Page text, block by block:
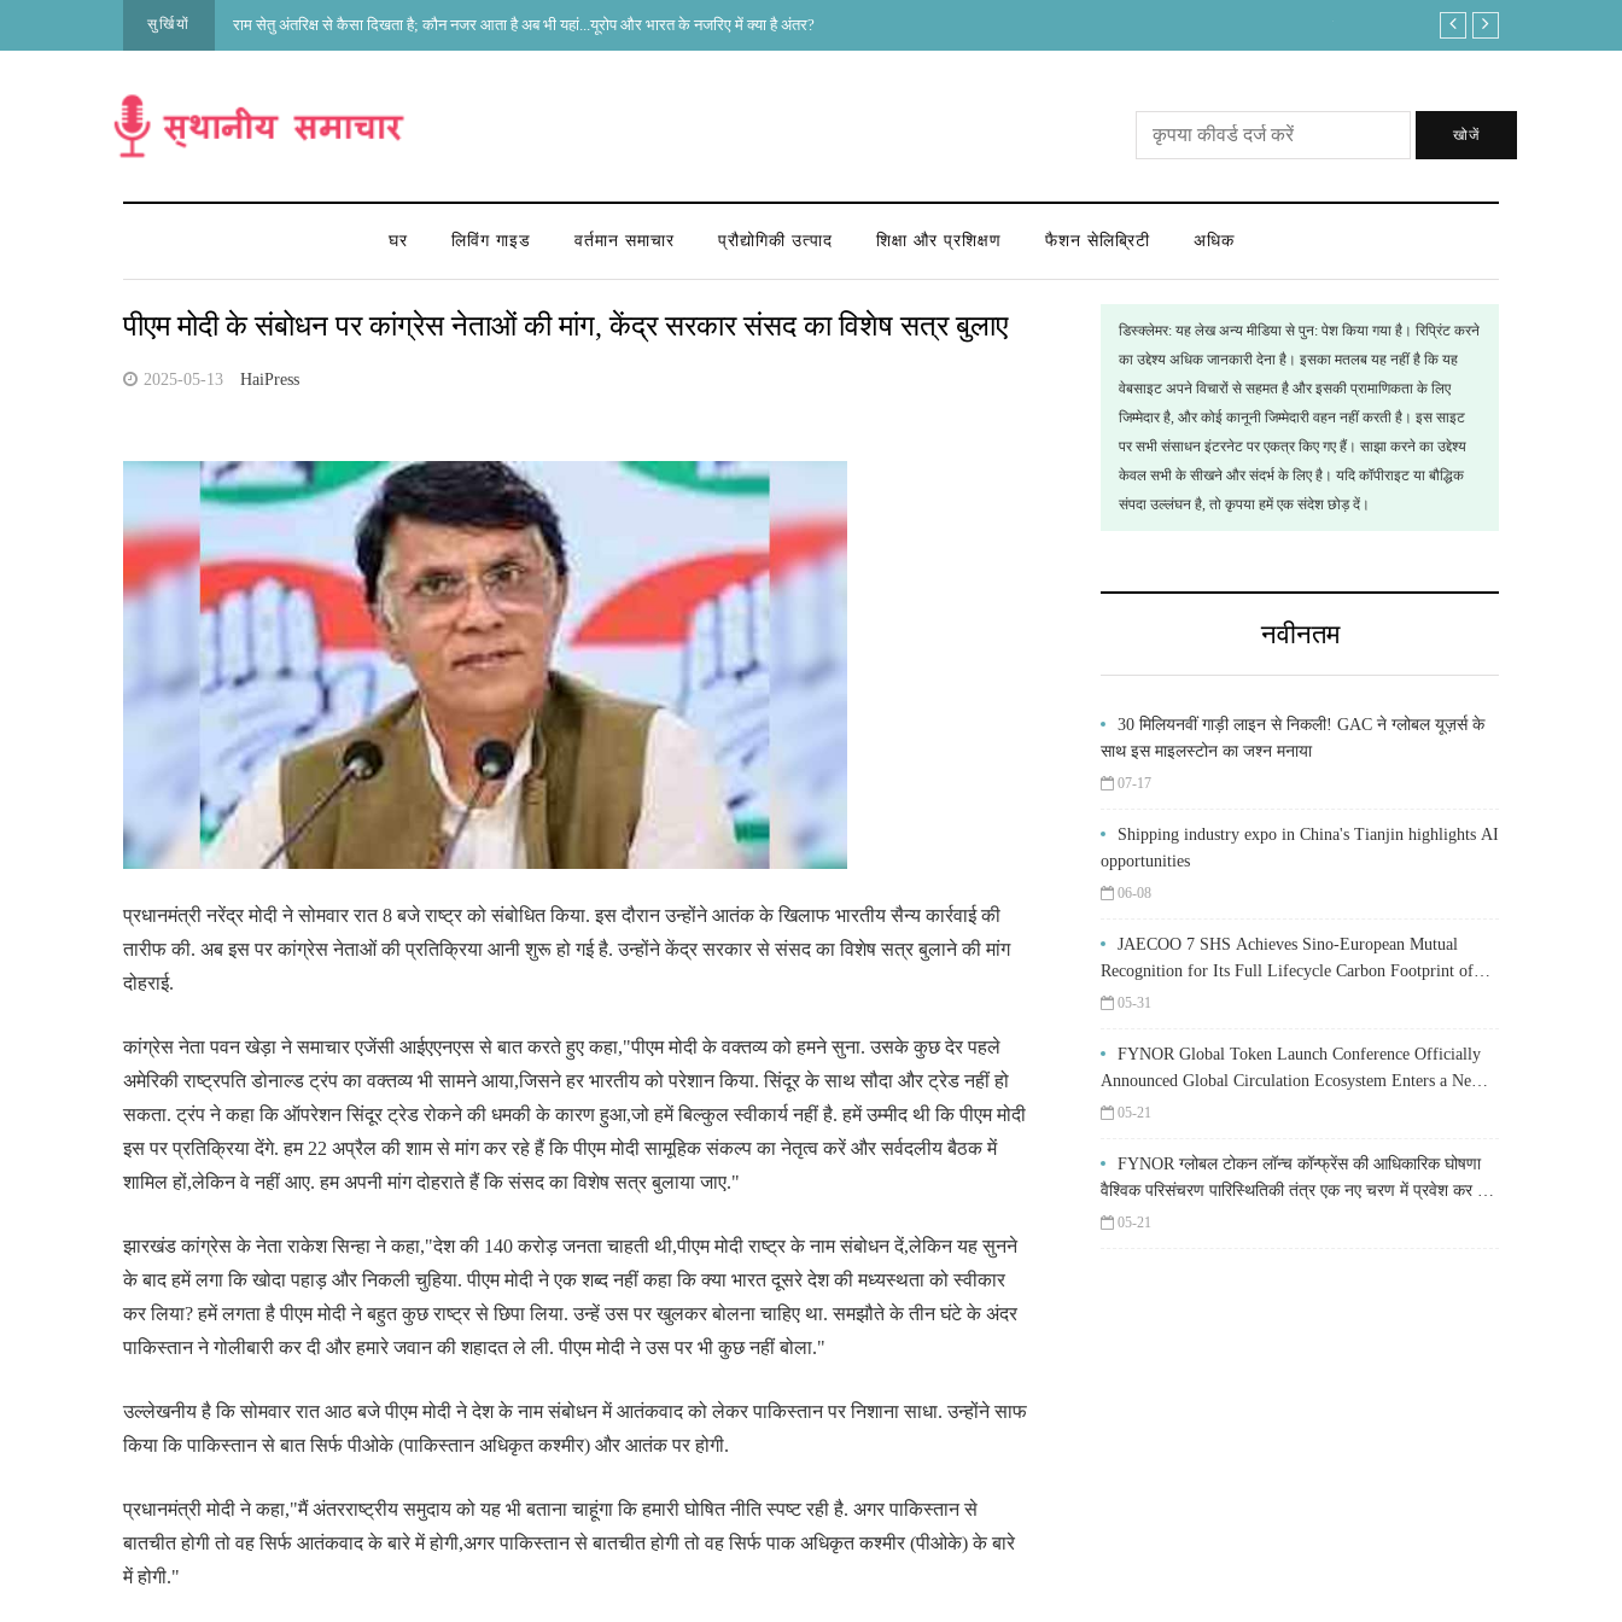
सुर्खियों राम सेतु अंतरिक्ष से कैसा दिखता है; कौन नजर आता है अब भी यहां...यूरोप और भारत के नजरिए में क्या है अंतर? लोकसभा अध्यक्ष पद में क्या ताकत है कि इस बार आ
खोजें
घर लिविंग गाइड वर्तमान समाचार प्रौद्योगिकी उत्पाद शिक्षा और प्रशिक्षण फैशन सेलिब्रिटी अधिक
पीएम मोदी के संबोधन पर कांग्रेस नेताओं की मांग, केंद्र सरकार संसद का विशेष सत्र बुलाए
2025-05-13 HaiPress
प्रधानमंत्री नरेंद्र मोदी ने सोमवार रात 8 बजे राष्ट्र को संबोधित किया. इस दौरान उन्होंने आतंक के खिलाफ भारतीय सैन्य कार्रवाई की
तारीफ की. अब इस पर कांग्रेस नेताओं की प्रतिक्रिया आनी शुरू हो गई है. उन्होंने केंद्र सरकार से संसद का विशेष सत्र बुलाने की मांग
दोहराई.
कांग्रेस नेता पवन खेड़ा ने समाचार एजेंसी आईएएनएस से बात करते हुए कहा,"पीएम मोदी के वक्तव्य को हमने सुना. उसके कुछ देर पहले
अमेरिकी राष्ट्रपति डोनाल्ड ट्रंप का वक्तव्य भी सामने आया,जिसने हर भारतीय को परेशान किया. सिंदूर के साथ सौदा और ट्रेड नहीं हो
सकता. ट्रंप ने कहा कि ऑपरेशन सिंदूर ट्रेड रोकने की धमकी के कारण हुआ,जो हमें बिल्कुल स्वीकार्य नहीं है. हमें उम्मीद थी कि पीएम मोदी
इस पर प्रतिक्रिया देंगे. हम 22 अप्रैल की शाम से मांग कर रहे हैं कि पीएम मोदी सामूहिक संकल्प का नेतृत्व करें और सर्वदलीय बैठक में
शामिल हों,लेकिन वे नहीं आए. हम अपनी मांग दोहराते हैं कि संसद का विशेष सत्र बुलाया जाए."
झारखंड कांग्रेस के नेता राकेश सिन्हा ने कहा,"देश की 140 करोड़ जनता चाहती थी,पीएम मोदी राष्ट्र के नाम संबोधन दें,लेकिन यह सुनने
के बाद हमें लगा कि खोदा पहाड़ और निकली चुहिया. पीएम मोदी ने एक शब्द नहीं कहा कि क्या भारत दूसरे देश की मध्यस्थता को स्वीकार
कर लिया? हमें लगता है पीएम मोदी ने बहुत कुछ राष्ट्र से छिपा लिया. उन्हें उस पर खुलकर बोलना चाहिए था. समझौते के तीन घंटे के अंदर
पाकिस्तान ने गोलीबारी कर दी और हमारे जवान की शहादत ले ली. पीएम मोदी ने उस पर भी कुछ नहीं बोला."
उल्लेखनीय है कि सोमवार रात आठ बजे पीएम मोदी ने देश के नाम संबोधन में आतंकवाद को लेकर पाकिस्तान पर निशाना साधा. उन्होंने साफ
किया कि पाकिस्तान से बात सिर्फ पीओके (पाकिस्तान अधिकृत कश्मीर) और आतंक पर होगी.
प्रधानमंत्री मोदी ने कहा,"मैं अंतरराष्ट्रीय समुदाय को यह भी बताना चाहूंगा कि हमारी घोषित नीति स्पष्ट रही है. अगर पाकिस्तान से
बातचीत होगी तो वह सिर्फ आतंकवाद के बारे में होगी,अगर पाकिस्तान से बातचीत होगी तो वह सिर्फ पाक अधिकृत कश्मीर (पीओके) के बारे
में होगी."
डिस्क्लेमर: यह लेख अन्य मीडिया से पुन: पेश किया गया है। रिप्रिंट करने
का उद्देश्य अधिक जानकारी देना है। इसका मतलब यह नहीं है कि यह
वेबसाइट अपने विचारों से सहमत है और इसकी प्रामाणिकता के लिए
जिम्मेदार है, और कोई कानूनी जिम्मेदारी वहन नहीं करती है। इस साइट
पर सभी संसाधन इंटरनेट पर एकत्र किए गए हैं। साझा करने का उद्देश्य
केवल सभी के सीखने और संदर्भ के लिए है। यदि कॉपीराइट या बौद्धिक
संपदा उल्लंघन है, तो कृपया हमें एक संदेश छोड़ दें।
नवीनतम
30 मिलियनवीं गाड़ी लाइन से निकली! GAC ने ग्लोबल यूज़र्स के
साथ इस माइलस्टोन का जश्न मनाया
07-17
Shipping industry expo in China's Tianjin highlights AI
opportunities
06-08
JAECOO 7 SHS Achieves Sino-European Mutual
Recognition for Its Full Lifecycle Carbon Footprint of
Just 120.40 gCO₂e/km
05-31
FYNOR Global Token Launch Conference Officially
Announced Global Circulation Ecosystem Enters a New
Stage05-21
FYNOR ग्लोबल टोकन लॉन्च कॉन्फ्रेंस की आधिकारिक घोषणा
वैश्विक परिसंचरण पारिस्थितिकी तंत्र एक नए चरण में प्रवेश कर रहा
है 05-21